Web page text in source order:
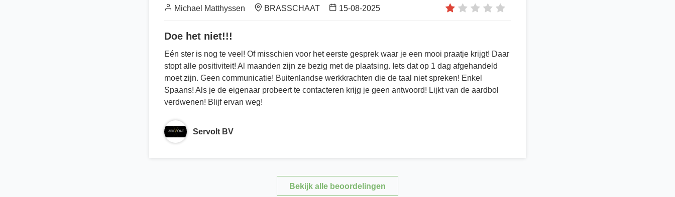
Michael Matthyssen BRASSCHAAT 15-08-2025
Doe het niet!!!
Eén ster is nog te veel! Of misschien voor het eerste gesprek waar je een mooi praatje krijgt! Daar
stopt alle positiviteit! Al maanden zijn ze bezig met de plaatsing. Iets dat op 1 dag afgehandeld
moet zijn. Geen communicatie! Buitenlandse werkkrachten die de taal niet spreken! Enkel
Spaans! Als je de eigenaar probeert te contacteren krijg je geen antwoord! Lijkt van de aardbol
verdwenen! Blijf ervan weg!
Servolt BV
Bekijk alle beoordelingen